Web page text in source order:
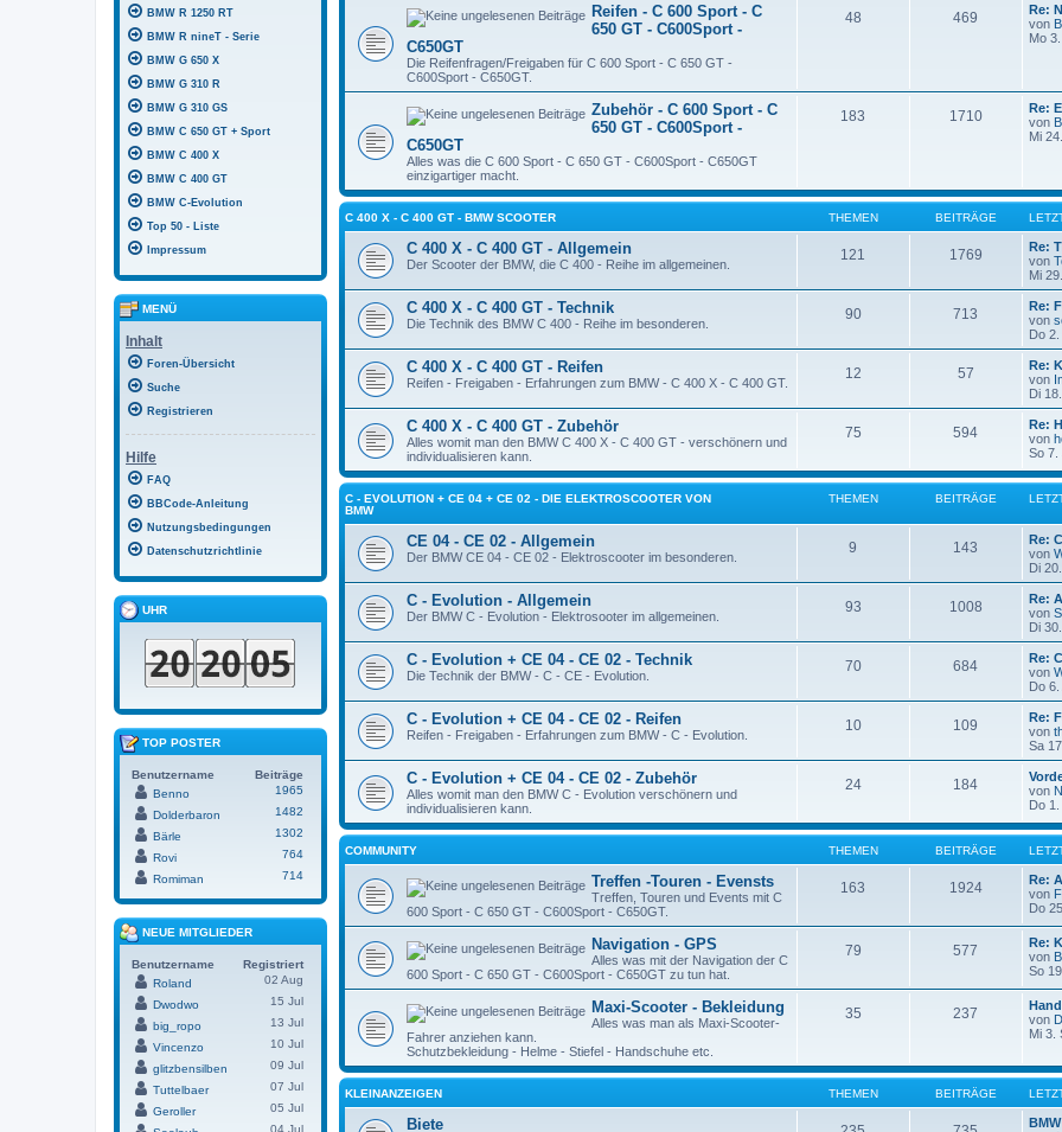
Reifen - C 600 Sport - C
650 GT - C600Sport -
C650GT
Die Reifenfragen/Freigaben für C 600 Sport - C 650 GT -
C600Sport - C650GT.
48 469
Re:
von
Mo
Zubehör - C 600 Sport - C
650 GT - C600Sport -
C650GT
Alles was die C 600 Sport - C 650 GT - C600Sport - C650GT
einzigartiger macht.
183 1710
Re:
von
Mi
C 400 X - C 400 GT - BMW SCOOTER THEMEN BEITRÄGE
C 400 X - C 400 GT - Allgemein
Der Scooter der BMW, die C 400 - Reihe im allgemeinen.
121 1769
Re:
von
Mi
C 400 X - C 400 GT - Technik
Die Technik des BMW C 400 - Reihe im besonderen.
90 713
Re:
von
Do
C 400 X - C 400 GT - Reifen
Reifen - Freigaben - Erfahrungen zum BMW - C 400 X - C 400 GT.
12 57
Re:
von
Di
C 400 X - C 400 GT - Zubehör
Alles womit man den BMW C 400 X - C 400 GT - verschönern und
individualisieren kann.
75 594
Re:
von
So 7.
C - EVOLUTION + CE 04 + CE 02 - DIE ELEKTROSCOOTER VON
BMW
THEMEN BEITRÄGE
CE 04 - CE 02 - Allgemein
Der BMW CE 04 - CE 02 - Elektroscooter im besonderen.
9 143
Re:
von
Di
C - Evolution - Allgemein
Der BMW C - Evolution - Elektrosooter im allgemeinen.
93 1008
Re:
von
Di
C - Evolution + CE 04 - CE 02 - Technik
Die Technik der BMW - C - CE - Evolution.
70 684
Re:
von
Do
C - Evolution + CE 04 - CE 02 - Reifen
Reifen - Freigaben - Erfahrungen zum BMW - C - Evolution.
10 109
Re:
von
Sa
C - Evolution + CE 04 - CE 02 - Zubehör
Alles womit man den BMW C - Evolution verschönern und
individualisieren kann.
24 184
von
Do
COMMUNITY THEMEN BEITRÄGE
Treffen -Touren - Evensts
Treffen, Touren und Events mit C
600 Sport - C 650 GT - C600Sport - C650GT.
163 1924
Re:
von
Do
Navigation - GPS
Alles was mit der Navigation der C
600 Sport - C 650 GT - C600Sport - C650GT zu tun hat.
79 577
Re:
von
So
Maxi-Scooter - Bekleidung
Alles was man als Maxi-Scooter-
Fahrer anziehen kann.
Schutzbekleidung - Helme - Stiefel - Handschuhe etc.
35 237
von
Mi 3.
KLEINANZEIGEN THEMEN BEITRÄGE
Biete
BMW R 1250 RT
BMW R nineT - Serie
BMW G 650 X
BMW G 310 R
BMW G 310 GS
BMW C 650 GT + Sport
BMW C 400 X
BMW C 400 GT
BMW C-Evolution
Top 50 - Liste
Impressum
MENÜ
Inhalt
Foren-Übersicht
Suche
Registrieren
Hilfe
FAQ
BBCode-Anleitung
Nutzungsbedingungen
Datenschutzrichtlinie
UHR
TOP POSTER
Benutzername
Beiträge
Benno
1965
Dolderbaron
1482
Bärle
1302
Rovi
764
Romiman
714
NEUE MITGLIEDER
Benutzername
Registriert
Roland
02 Aug
Dwodwo
15 Jul
big_ropo
13 Jul
Vincenzo
10 Jul
glitzbensilben
09 Jul
Tuttelbaer
07 Jul
Geroller
05 Jul
04 Jul